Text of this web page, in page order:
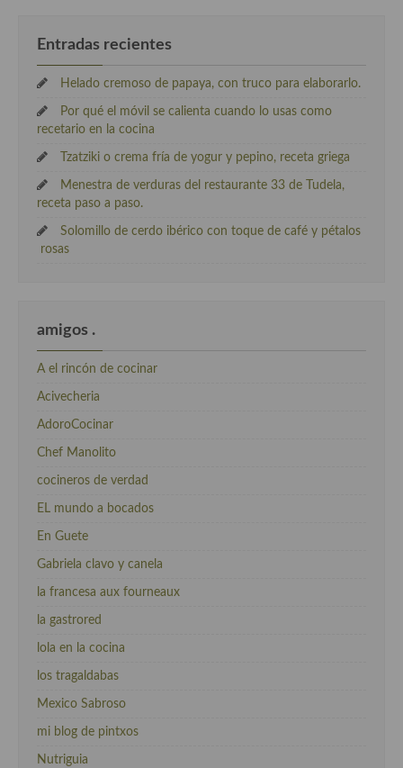
Entradas recientes
Helado cremoso de papaya, con truco para elaborarlo.
Por qué el móvil se calienta cuando lo usas como
recetario en la cocina
Tzatziki o crema fría de yogur y pepino, receta griega
Menestra de verduras del restaurante 33 de Tudela,
receta paso a paso.
Solomillo de cerdo ibérico con toque de café y pétalos
rosas
amigos .
A el rincón de cocinar
Acivecheria
AdoroCocinar
Chef Manolito
cocineros de verdad
EL mundo a bocados
En Guete
Gabriela clavo y canela
la francesa aux fourneaux
la gastrored
lola en la cocina
los tragaldabas
Mexico Sabroso
mi blog de pintxos
Nutriguia